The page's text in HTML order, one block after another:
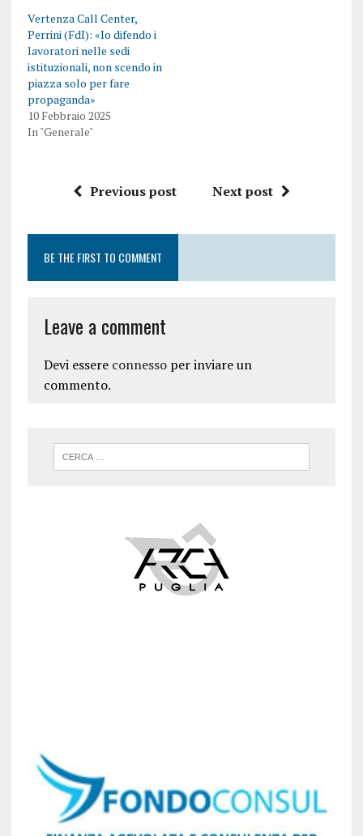
Vertenza Call Center,
Perrini (FdI): «Io difendo i
lavoratori nelle sedi
istituzionali, non scendo in
piazza solo per fare
propaganda»
10 Febbraio 2025
In "Generale"
Previous post Next post
BE THE FIRST TO COMMENT
Leave a comment
Devi essere connessoper inviare un
commento.